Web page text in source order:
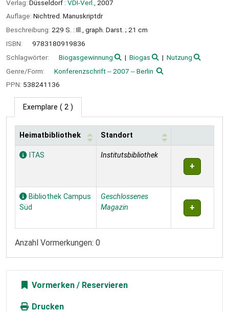
Verlag: Düsseldorf : VDI-Verl.,
2007
Auflage: Nichtred. Manuskriptdr
Beschreibung: 229 S. : Ill., graph. Darst. ; 21 cm
ISBN:
9783180919836
Schlagwörter:
Biogasgewinnung Biogas
Nutzung
Genre/Form:
Konferenzschrift -- 2007 -- Berlin
PPN: 538241136
Exemplare ( 2 )
Exemplare
Heimatbibliothek Standort
ITAS Institutsbibliothek
Bibliothek Campus
Süd
Geschlossenes
Magazin
Anzahl Vormerkungen: 0
Vormerken
Drucken